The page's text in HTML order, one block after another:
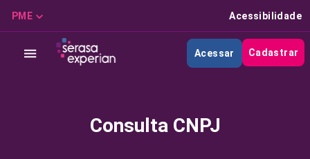
PME Acessibilidade
Acessar Cadastrar
Consulta CNPJ